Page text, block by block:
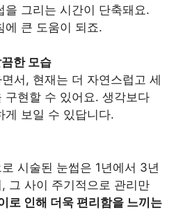
을 그리는 시간이 단축돼요.
에 큰 도움이 되죠.
한 모습
서, 현재는 더 자연스럽고 세
구현할 수 있어요. 생각보다
게 보일 수 있답니다.
시술된 눈썹은 1년에서 3년
그 사이 주기적으로 관리만
로 인해 더욱 편리함을 느끼는